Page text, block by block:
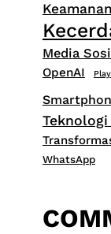
Media
OpenAI
Teknologi
WhatsApp